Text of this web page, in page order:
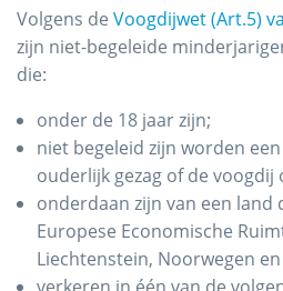
Volgens de Voogdijwet (Art.5)
zijn niet-begeleide
die:
onder de 18 jaar zijn;
niet begeleid zijn worden
ouderlijk gezag of de
onderdaan zijn van een land
Europese Economische
Liechtenstein, Noorwegen en